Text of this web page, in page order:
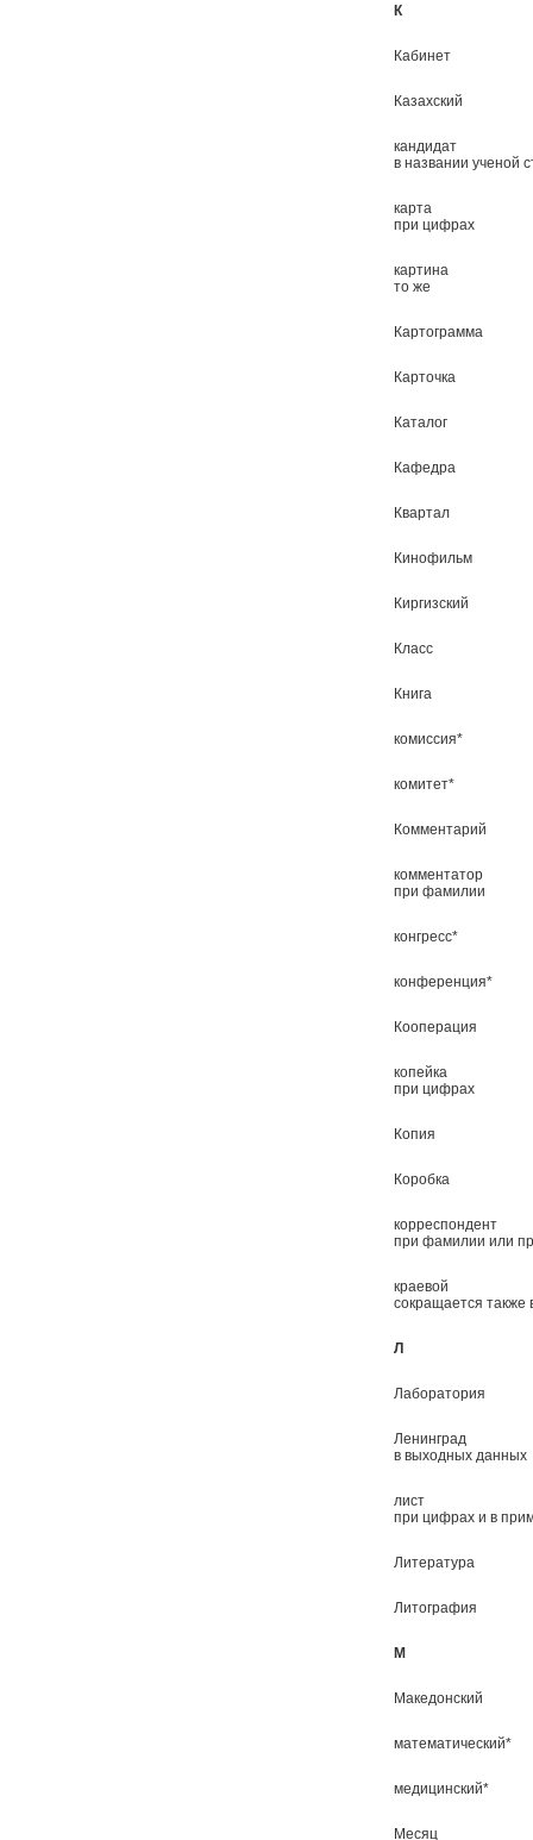
К
Кабинет
Казахский
кандидат
в названии ученой
карта
при цифрах
картина
то же
Картограмма
Карточка
Каталог
Кафедра
Квартал
Кинофильм
Киргизский
Класс
Книга
комиссия*
комитет*
Комментарий
комментатор
при фамилии
конгресс*
конференция*
Кооперация
копейка
при цифрах
Копия
Коробка
корреспондент
при фамилии или
краевой
сокращается также
Л
Лаборатория
Ленинград
в выходных данных
лист
при цифрах и в
Литература
Литография
М
Македонский
математический*
медицинский*
Месяц